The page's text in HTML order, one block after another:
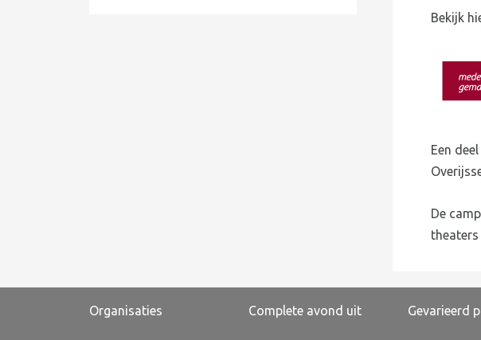
Bekijk
Een
De
theaters
Organisaties Complete avond uit Gevarieerd